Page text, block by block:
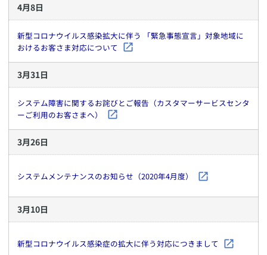
4月8日
新型コロナウイルス感染拡大に伴う 「緊急事態宣言」対象地域に
おけるお客さま対応について
3月31日
システム障害に関するお詫びとご報告（カスタマーサービスセンタ
ーご利用のお客さまへ）
3月26日
システムメンテナンスのお知らせ（2020年4月度）
3月10日
新型コロナウイルス感染症の拡大に伴う対応につきまして